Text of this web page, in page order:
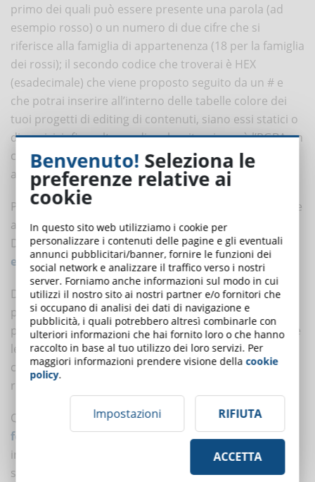
primo dei quali può essere presente una parola (ad
esempio rosso) o un numero di due cifre che si
riferisce alla famiglia di appartenenza (18 per la famiglia
dei rossi); il secondo codice che troverai è HEX
(esadecimale) che viene proposto seguito da un # e
che potrai inserire all’interno delle tabelle colore dei
tuoi progetti di editing di contenuti, siano essi statici o
dinamici; infine, altro codice che ritroviamo è l’RGBA un
codice che permette di includere anche l’opacità, oltre
al tono colore.
Puoi inserire tutti i codici colore richiesti dal tuo cliente
anche nella piattaforma di creazione di contenuti
DynDevice attraversogli strumenti di progettazione
ed editor SCORM.
Difatti, l’estensione "Crea i corsi eLearning" della
piattaforma eLearning DynDevice LMS è ricca di tool
per l’eLearning authoring, potrai provare ad importare
le tue grafiche già modificate con i toni colore giusti e
creare composizioni adatte per le unità formative
richieste dal tuo cliente.
Quando produco i contenuti per il cliente, oltre che
format per la realizzazione del corso, imposto
innanzitutto il mio template per le motion graphics e
strutturo tutti i colori dei riquadri e dei placeholder,
Benvenuto! Seleziona le
preferenze relative ai
cookie
In questo sito web utilizziamo i cookie per
personalizzare i contenuti delle pagine e gli eventuali
annunci pubblicitari/banner, fornire le funzioni dei
social network e analizzare il traffico verso i nostri
server. Forniamo anche informazioni sul modo in cui
utilizzi il nostro sito ai nostri partner e/o fornitori che
si occupano di analisi dei dati di navigazione e
pubblicità, i quali potrebbero altresì combinarle con
ulteriori informazioni che hai fornito loro o che hanno
raccolto in base al tuo utilizzo dei loro servizi. Per
maggiori informazioni prendere visione dellacookie
policy.
Impostazioni RIFIUTA
ACCETTA